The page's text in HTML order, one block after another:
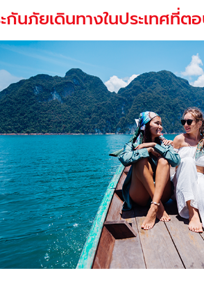
นภัยเดินทางในประเทศที่ต